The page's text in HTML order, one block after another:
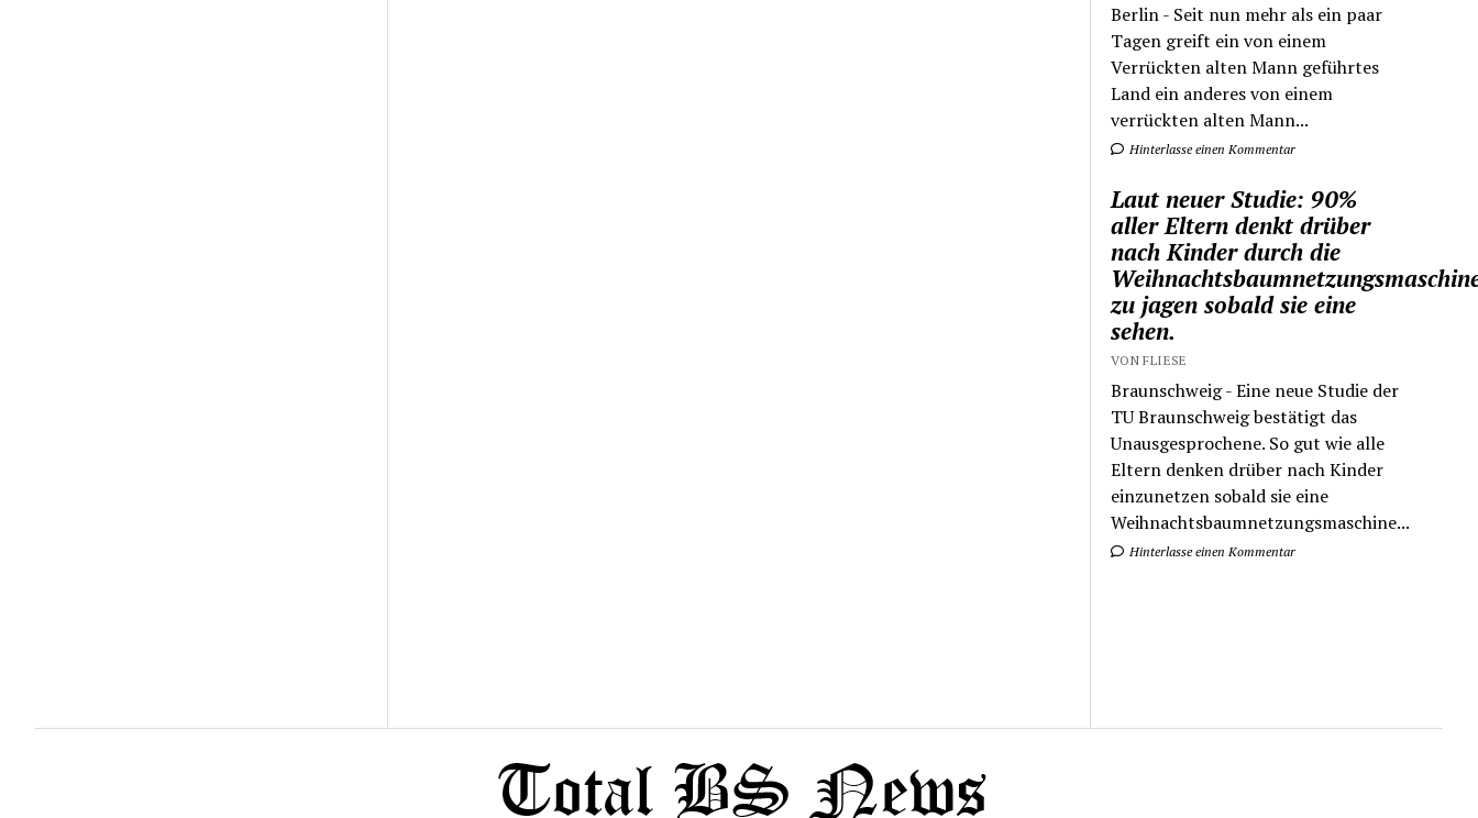
Berlin - Seit nun mehr als ein paar
Tagen greift ein von einem
Verrückten alten Mann geführtes
Land ein anderes von einem
verrückten alten Mann...
Hinterlasse einen Kommentar
Laut neuer Studie: 90%
aller Eltern denkt drüber
nach Kinder durch die
zu jagen sobald sie eine
sehen.
VON FLIESE
Braunschweig - Eine neue Studie der
TU Braunschweig bestätigt das
Unausgesprochene. So gut wie alle
Eltern denken drüber nach Kinder
einzunetzen sobald sie eine
Weihnachtsbaumnetzungsmaschine...
Hinterlasse einen Kommentar